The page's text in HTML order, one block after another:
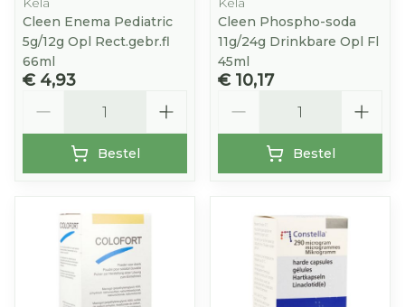
Cleen Enema Pediatric
5g/12g Opl Rect.gebr.fl
66ml
€ 4,93
Bestel
Cleen Phospho-soda
11g/24g Drinkbare Opl Fl
45ml
€ 10,17
Bestel